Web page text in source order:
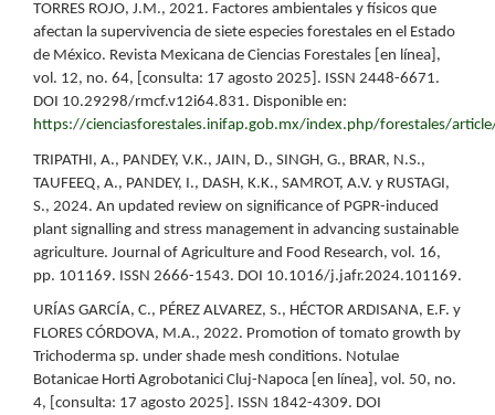
TORRES ROJO, J.M., 2021. Factores ambientales y físicos que
afectan la supervivencia de siete especies forestales en el Estado
de México. Revista Mexicana de Ciencias Forestales [en línea],
vol. 12, no. 64, [consulta: 17 agosto 2025]. ISSN 2448-6671.
DOI 10.29298/rmcf.v12i64.831. Disponible en:
https://cienciasforestales.inifap.gob.mx/index.php/forestales/
TRIPATHI, A., PANDEY, V.K., JAIN, D., SINGH, G., BRAR, N.S.,
TAUFEEQ, A., PANDEY, I., DASH, K.K., SAMROT, A.V. y RUSTAGI,
S., 2024. An updated review on significance of PGPR-induced
plant signalling and stress management in advancing sustainable
agriculture. Journal of Agriculture and Food Research, vol. 16,
pp. 101169. ISSN 2666-1543. DOI 10.1016/j.jafr.2024.101169.
URÍAS GARCÍA, C., PÉREZ ALVAREZ, S., HÉCTOR ARDISANA, E.F. y
FLORES CÓRDOVA, M.A., 2022. Promotion of tomato growth by
Trichoderma sp. under shade mesh conditions. Notulae
Botanicae Horti Agrobotanici Cluj-Napoca [en línea], vol. 50, no.
4, [consulta: 17 agosto 2025]. ISSN 1842-4309. DOI